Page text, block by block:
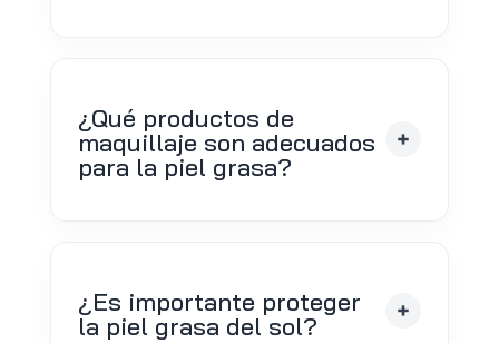
¿Qué productos de
maquillaje son adecuados
para la piel grasa?
¿Es importante proteger
la piel grasa del sol?